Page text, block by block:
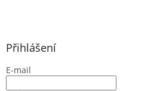
Přihlášení
E-mail